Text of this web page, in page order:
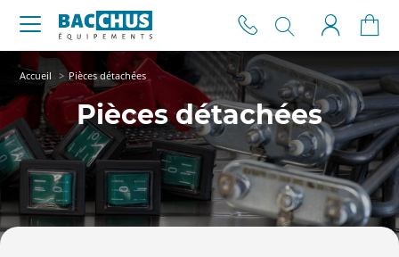
Accueil Pièces détachées
Pièces détachées